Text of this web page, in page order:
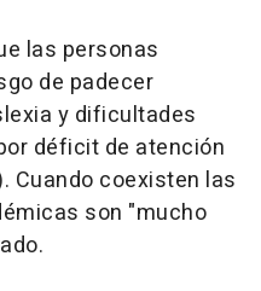
las personas
de padecer
y dificultades
déficit de atención
Cuando coexisten las
son "mucho